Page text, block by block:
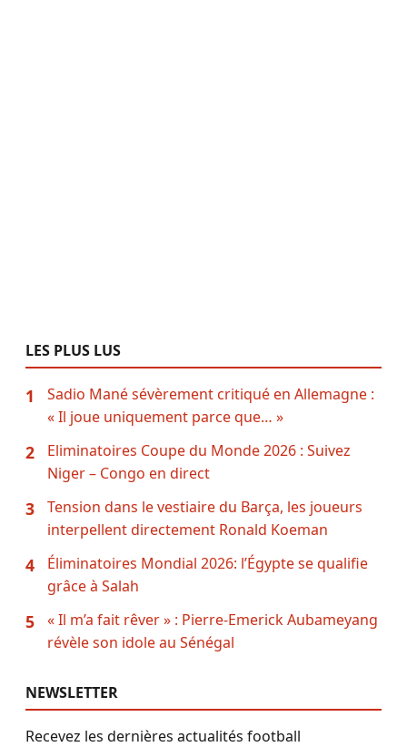
LES PLUS LUS
1
Sadio Mané sévèrement critiqué en Allemagne :
« Il joue uniquement parce que… »
2
Eliminatoires Coupe du Monde 2026 : Suivez
Niger – Congo en direct
3
Tension dans le vestiaire du Barça, les joueurs
interpellent directement Ronald Koeman
4
Éliminatoires Mondial 2026: l’Égypte se qualifie
grâce à Salah
5
« Il m’a fait rêver » : Pierre-Emerick Aubameyang
révèle son idole au Sénégal
NEWSLETTER
Recevez les dernières actualités football